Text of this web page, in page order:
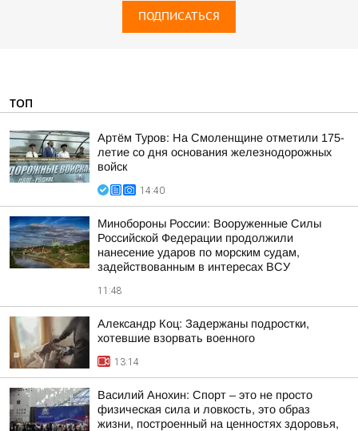
ПОДПИСАТЬСЯ
ТОП
Артём Туров: На Смоленщине отметили 175-
летие со дня основания железнодорожных
войск
14:40
Минобороны России: Вооруженные Силы
Российской Федерации продолжили
нанесение ударов по морским судам,
задействованным в интересах ВСУ
11:48
Александр Коц: Задержаны подростки,
хотевшие взорвать военного
13:14
Василий Анохин: Спорт – это не просто
физическая сила и ловкость, это образ
жизни, построенный на ценностях здоровья,